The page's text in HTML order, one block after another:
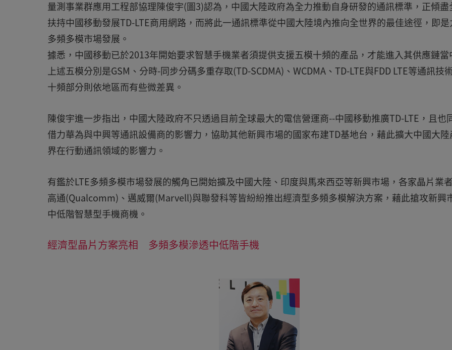
量測事業群應用工程部協理陳俊宇(圖3)認為，中國大陸政府為全力推動自身研發的通訊標準，正傾盡
扶持中國移動發展TD-LTE商用網路，而將此一通訊標準從中國大陸境內推向全世界的最佳途徑，即是
多頻多模市場發展。
據悉，中國移動已於2013年開始要求智慧手機業者須提供支援五模十頻的產品，才能進入其供應鏈當
上述五模分別是GSM、分時-同步分碼多重存取(TD-SCDMA)、WCDMA、TD-LTE與FDD LTE等通訊技
十頻部分則依地區而有些微差異。
陳俊宇進一步指出，中國大陸政府不只透過目前全球最大的電信營運商--中國移動推廣TD-LTE，且也
借力華為與中興等通訊設備商的影響力，協助其他新興市場的國家布建TD基地台，藉此擴大中國大陸
界在行動通訊領域的影響力。
有鑑於LTE多頻多模市場發展的觸角已開始擴及中國大陸、印度與馬來西亞等新興市場，各家晶片業
高通(Qualcomm)、邁威爾(Marvell)與聯發科等皆紛紛推出經濟型多頻多模解決方案，藉此搶攻新興
中低階智慧型手機商機。
經濟型晶片方案亮相 多頻多模滲透中低階手機